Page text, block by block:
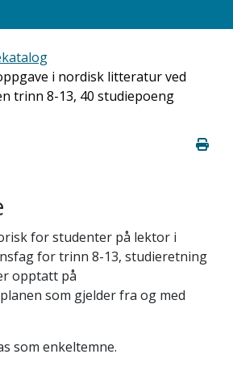
i nordisk litteratur ved
trinn 8-13, 40 studiepoeng
for studenter på lektor i
for trinn 8-13, studieretning
opptatt på
som gjelder fra og med
som enkeltemne.